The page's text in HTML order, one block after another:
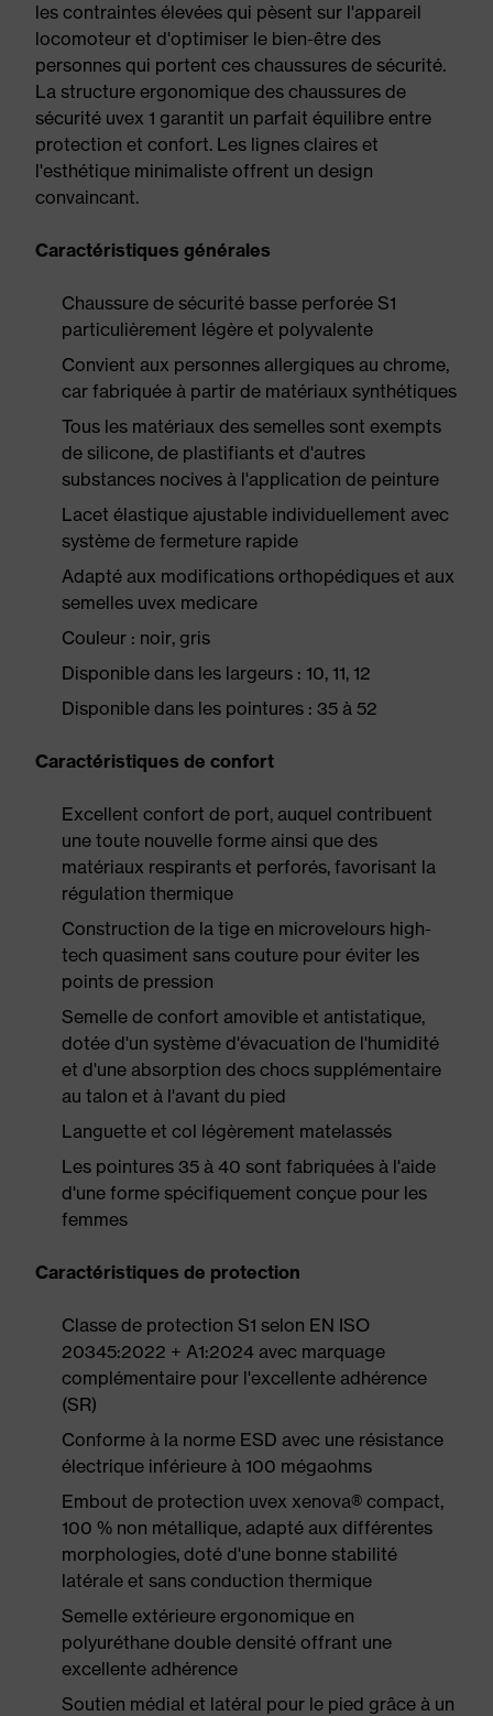
les contraintes élevées qui pèsent sur l'appareil
locomoteur et d'optimiser le bien-être des
personnes qui portent ces chaussures de sécurité.
La structure ergonomique des chaussures de
sécurité uvex 1 garantit un parfait équilibre entre
protection et confort. Les lignes claires et
l'esthétique minimaliste offrent un design
convaincant.
Caractéristiques générales
Chaussure de sécurité basse perforée S1
particulièrement légère et polyvalente
Convient aux personnes allergiques au chrome,
car fabriquée à partir de matériaux synthétiques
Tous les matériaux des semelles sont exempts
de silicone, de plastifiants et d'autres
substances nocives à l'application de peinture
Lacet élastique ajustable individuellement avec
système de fermeture rapide
Adapté aux modifications orthopédiques et aux
semelles uvex medicare
Couleur : noir, gris
Disponible dans les largeurs : 10, 11, 12
Disponible dans les pointures : 35 à 52
Caractéristiques de confort
Excellent confort de port, auquel contribuent
une toute nouvelle forme ainsi que des
matériaux respirants et perforés, favorisant la
régulation thermique
Construction de la tige en microvelours high-
tech quasiment sans couture pour éviter les
points de pression
Semelle de confort amovible et antistatique,
dotée d'un système d'évacuation de l'humidité
et d'une absorption des chocs supplémentaire
au talon et à l'avant du pied
Languette et col légèrement matelassés
Les pointures 35 à 40 sont fabriquées à l'aide
d'une forme spécifiquement conçue pour les
femmes
Caractéristiques de protection
Classe de protection S1 selon EN ISO
20345:2022 + A1:2024 avec marquage
complémentaire pour l'excellente adhérence
(SR)
Conforme à la norme ESD avec une résistance
électrique inférieure à 100 mégaohms
Embout de protection uvex xenova® compact,
100 % non métallique, adapté aux différentes
morphologies, doté d'une bonne stabilité
latérale et sans conduction thermique
Semelle extérieure ergonomique en
polyuréthane double densité offrant une
excellente adhérence
Soutien médial et latéral pour le pied grâce à un